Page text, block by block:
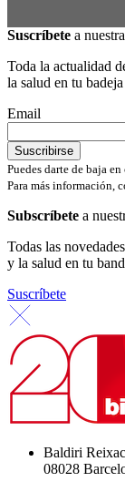
Suscríbete a
Toda la actualidad
la salud en tu
Email
Puedes darte de baja
Para más información,
Subscríbete a
Todas las
y la salud en tu
Suscríbete
Baldiri
08028